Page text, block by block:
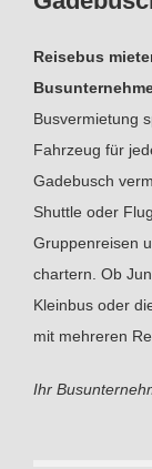
Reisebus
Busvermietung
Fahrzeug für
Gadebusch
Shuttle oder
Gruppenreisen
chartern. Ob
Kleinbus oder
mit mehreren
Ihr